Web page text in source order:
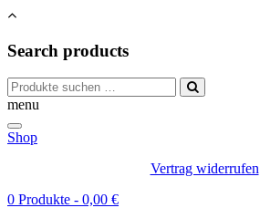
Search products
Suchen
nach:
menu
Shop
Vertrag widerrufen
0 Produkte - 0,00 €